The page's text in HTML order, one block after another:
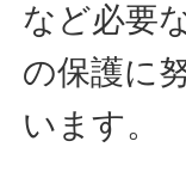
など必要
の保護に
います。